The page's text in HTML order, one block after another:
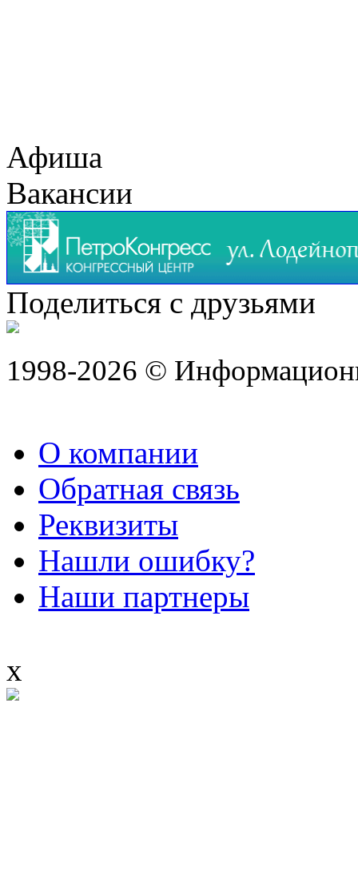
Афиша
Вакансии
Поделиться с друзьями
1998-2026 ©
О компании
Обратная связь
Реквизиты
Нашли ошибку?
Наши партнеры
x